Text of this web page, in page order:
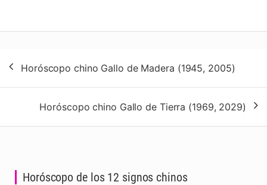
de
entradas
Horóscopo chino Gallo de Madera (1945, 2005)
Horóscopo chino Gallo de Tierra (1969, 2029)
Horóscopo de los 12 signos chinos